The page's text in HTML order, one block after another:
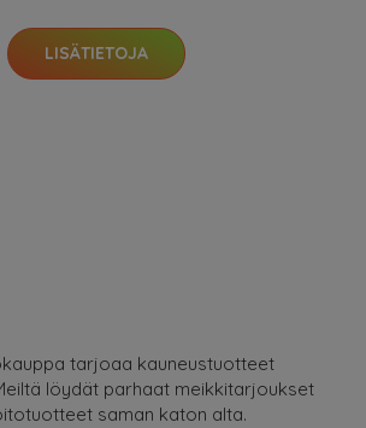
LISÄTIETOJA
tarjoaa kauneustuotteet
löydät parhaat meikkitarjoukset
saman katon alta.